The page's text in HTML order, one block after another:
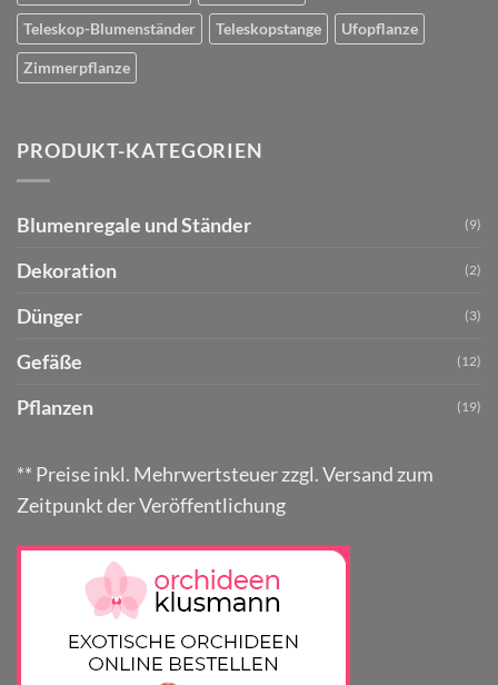
Teleskop-Blumenständer Teleskopstange Ufopflanze
Zimmerpflanze
PRODUKT-KATEGORIEN
Blumenregale und Ständer (9)
Dekoration (2)
Dünger (3)
Gefäße (12)
Pflanzen (19)
** Preise inkl. Mehrwertsteuer zzgl. Versand zum
Zeitpunkt der Veröffentlichung